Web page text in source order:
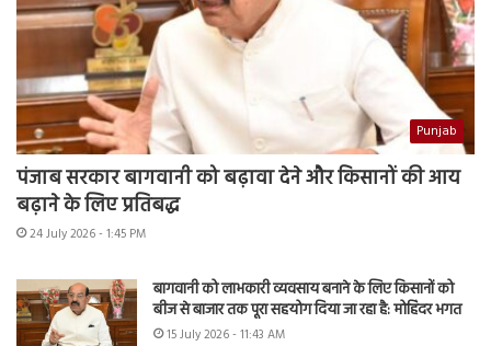
Punjab
पंजाब सरकार बागवानी को बढ़ावा देने और किसानों की आय
बढ़ाने के लिए प्रतिबद्ध
24 July 2026 - 1:45 PM
बागवानी को लाभकारी व्यवसाय बनाने के लिए किसानों को
बीज से बाजार तक पूरा सहयोग दिया जा रहा है: मोहिंदर भगत
15 July 2026 - 11:43 AM